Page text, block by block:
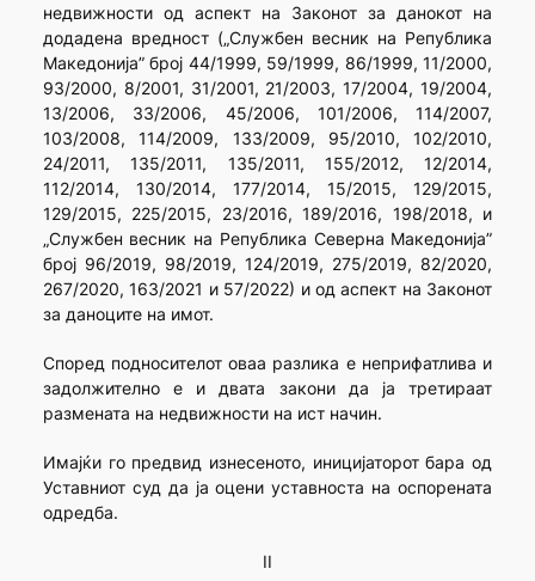
недвижности од аспект на Законот за данокот на
додадена вредност („Службен весник на Република
Македонија” број 44/1999, 59/1999, 86/1999, 11/2000,
93/2000, 8/2001, 31/2001, 21/2003, 17/2004, 19/2004,
13/2006, 33/2006, 45/2006, 101/2006, 114/2007,
103/2008, 114/2009, 133/2009, 95/2010, 102/2010,
24/2011, 135/2011, 135/2011, 155/2012, 12/2014,
112/2014, 130/2014, 177/2014, 15/2015, 129/2015,
129/2015, 225/2015, 23/2016, 189/2016, 198/2018, и
„Службен весник на Република Северна Македонија”
број 96/2019, 98/2019, 124/2019, 275/2019, 82/2020,
267/2020, 163/2021 и 57/2022) и од аспект на Законот
за даноците на имот.
Според подносителот оваа разлика е неприфатлива и
задолжително е и двата закони да ја третираат
размената на недвижности на ист начин.
Имајќи го предвид изнесеното, иницијаторот бара од
Уставниот суд да ја оцени уставноста на оспорената
одредба.
II